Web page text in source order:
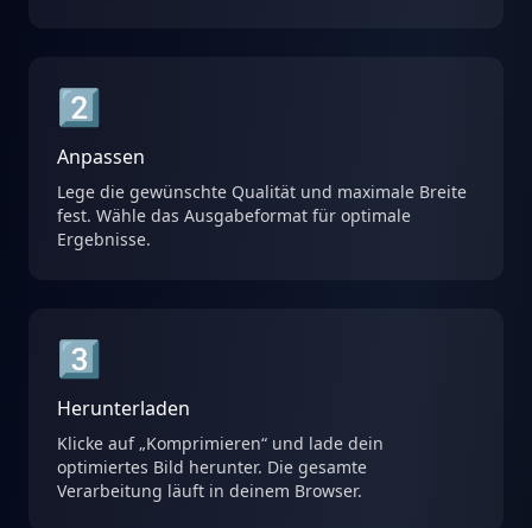
2️⃣
Anpassen
Lege die gewünschte Qualität und maximale Breite
fest. Wähle das Ausgabeformat für optimale
Ergebnisse.
3️⃣
Herunterladen
Klicke auf „Komprimieren“ und lade dein
optimiertes Bild herunter. Die gesamte
Verarbeitung läuft in deinem Browser.